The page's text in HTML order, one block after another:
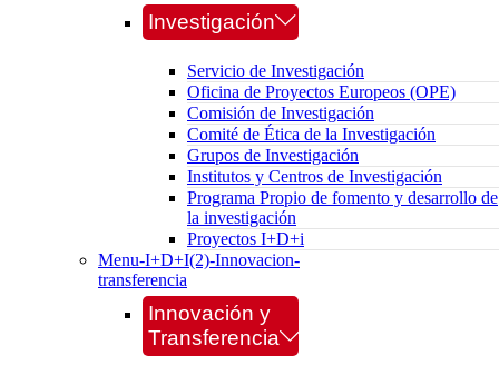
Investigación
Servicio de Investigación
Oficina de Proyectos Europeos (OPE)
Comisión de Investigación
Comité de Ética de la Investigación
Grupos de Investigación
Institutos y Centros de Investigación
Programa Propio de fomento y desarrollo de
la investigación
Proyectos I+D+i
Menu-I+D+I(2)-Innovacion-
transferencia
Innovación y
Transferencia